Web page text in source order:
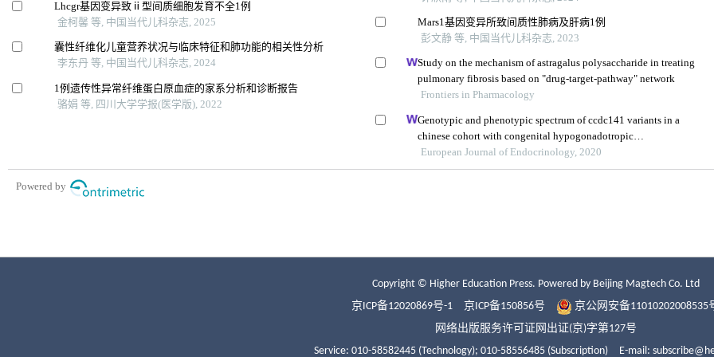
Copyright © Higher Education Press. Powered by Beijing Magtech Co. Ltd
京ICP备12020869号-1
京ICP备150856号
京公网安备11010202008535
网络出版服务许可证网出证(京)字第127号
Service: 010-58582445 (Technology); 010-58556485 (Subscription) E-mail: